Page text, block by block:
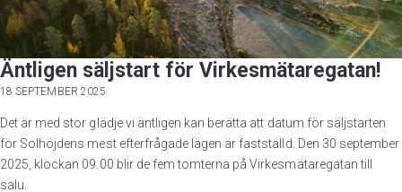
Äntligen säljstart för Virkesmätaregatan!
18 SEPTEMBER 2025
Det är med stor glädje vi äntligen kan berätta att datum för säljstarten
för Solhöjdens mest efterfrågade lägen är fastställd. Den 30 september
2025, klockan 09.00 blir de fem tomterna på Virkesmätaregatan till
salu.